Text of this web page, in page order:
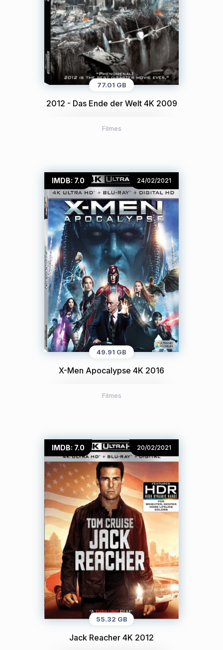
77.01 GB
2012 - Das Ende der Welt 4K 2009
Filmes
IMDB: 7.0 24/02/2021
49.91 GB
X-Men Apocalypse 4K 2016
Filmes
IMDB: 7.0 20/02/2021
55.32 GB
Jack Reacher 4K 2012